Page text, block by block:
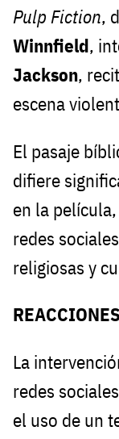
Pulp Fiction,
Winnfield,
Jackson,
escena
El pasaje
difiere
en la
redes
religiosas y
La
redes
el uso de un